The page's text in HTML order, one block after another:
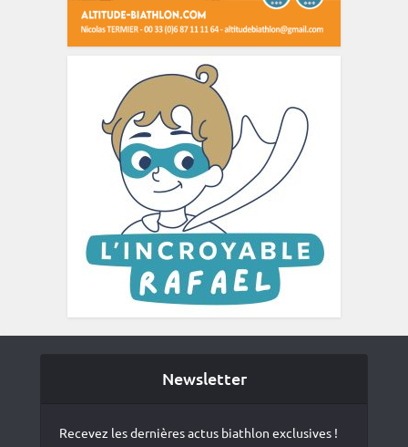
Newsletter
Recevez les dernières actus biathlon exclusives !